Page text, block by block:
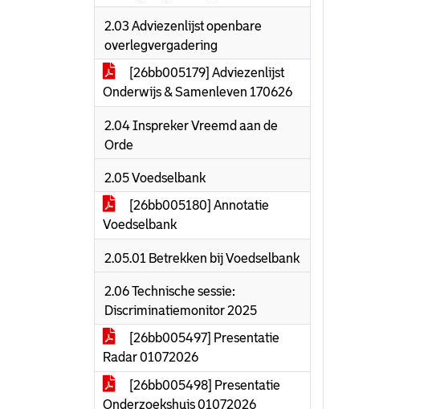
2.03 Adviezenlijst openbare
overlegvergadering
[26bb005179] Adviezenlijst
Onderwijs & Samenleven 170626
2.04 Inspreker Vreemd aan de
Orde
2.05 Voedselbank
[26bb005180] Annotatie
Voedselbank
2.05.01 Betrekken bij Voedselbank
2.06 Technische sessie:
Discriminatiemonitor 2025
[26bb005497] Presentatie
Radar 01072026
[26bb005498] Presentatie
Onderzoekshuis 01072026